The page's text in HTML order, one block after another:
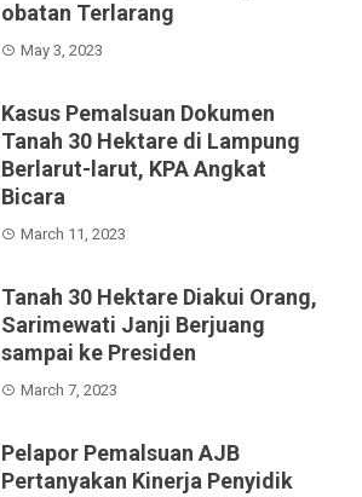
obatan Terlarang
May 3, 2023
Kasus Pemalsuan Dokumen
Tanah 30 Hektare di Lampung
Berlarut-larut, KPA Angkat
Bicara
March 11, 2023
Tanah 30 Hektare Diakui Orang,
Sarimewati Janji Berjuang
sampai ke Presiden
March 7, 2023
Pelapor Pemalsuan AJB
Pertanyakan Kinerja Penyidik